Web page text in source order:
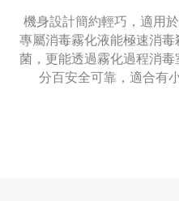
機身設計簡約輕巧，適用
專屬消毒霧化液能極速消
菌，更能透過霧化過程消
分百安全可靠，適合有